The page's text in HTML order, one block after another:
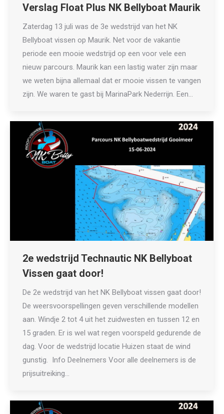
Verslag Float Plus NK Bellyboat Maurik
Zaterdag 13 juli was de 3e wedstrijd van het NK
Bellyboat vissen op Maurik. Net voor de vakantie
periode een mooie wedstrijd op een voor vele een
nieuw parcours. Maurik kan een lastig water zijn maar
we weten bijna allemaal dat er mooie vissen te vangen
zijn. We waren te gast bij MarinaPark Nederrijn. Een…
2e wedstrijd Technautic NK Bellyboat
Vissen gaat door!
De 2e wedstrijd van het NK Bellyboat vissen gaat door!
De weersvoorspellingen geven verschillende modellen
aan. Windje 2 tot 4 uit het zuidwesten en tussen 12 en
15 graden. Er is wel wat regen voorspeld gedurende de
dag. Voor de wedstrijd locatie Huizen staat de wind
gunstig. Info Deelnemers Voor alle deelnemers is de
prijsuitreiking…